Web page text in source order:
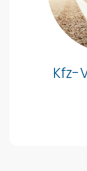
Kfz-